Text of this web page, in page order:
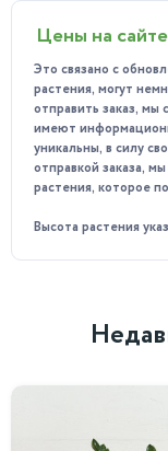
будет
божественно
хорошем
лимончики!
Идеальный
размер
рабочем
места, но
Подарок с
будет долго
На самом
восточное
Цены на
Это связано с
растения, могут
отправить заказ,
имеют
уникальны, в силу
отправкой заказа,
растения, которое
Высота растения